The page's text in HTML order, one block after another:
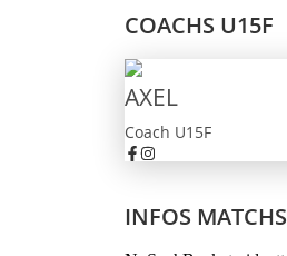
COACHS U15F
AXEL
Coach U15F
INFOS MATCHS